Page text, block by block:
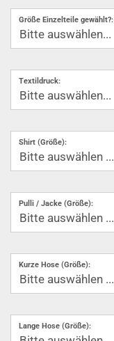
Größe Einzelteile gewählt?:
Textildruck:
Shirt (Größe):
Pulli / Jacke (Größe):
Kurze Hose (Größe):
Lange Hose (Größe):